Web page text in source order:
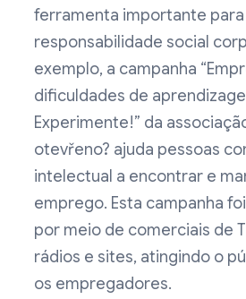
ferramenta importante para
responsabilidade social
exemplo, a campanha
dificuldades de
Experimente!” da
otevřeno? ajuda pessoas
intelectual a encontrar e
emprego. Esta campanha
por meio de comerciais de
rádios e sites, atingindo o
os empregadores.